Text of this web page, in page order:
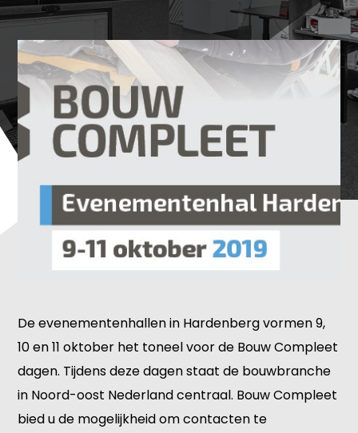
De evenementenhallen in Hardenberg vormen 9,
10 en 11 oktober het toneel voor de Bouw Compleet
dagen. Tijdens deze dagen staat de bouwbranche
in Noord-oost Nederland centraal. Bouw Compleet
bied u de mogelijkheid om contacten te